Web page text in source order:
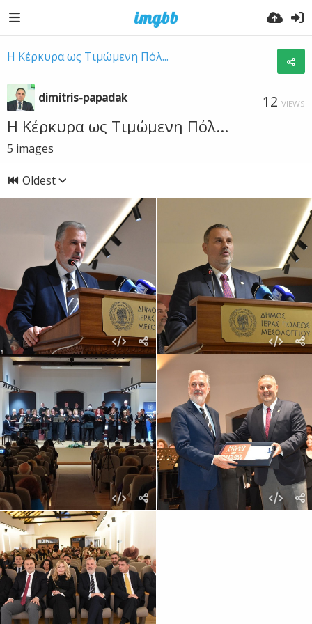
Η Κέρκυρα ως Τιμώμενη Πόλ...
dimitris-papadak 12 VIEWS
Η Κέρκυρα ως Τιμώμενη Πόλ...
5 images
Oldest